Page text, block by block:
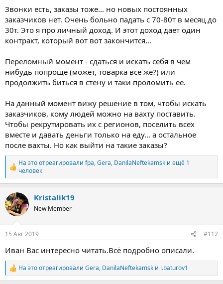
Звонки есть, заказы тоже... но новых постоянных
заказчиков нет. Очень больно падать с 70-80т в месяц до
30т. Это я про личный доход. И этот доход дает один
контракт, который вот вот закончится...
Переломный момент - сдаться и искать себя в чем
нибудь попроще (может, товарка все же?) или
продолжить биться в стену и таки проломить ее.
На данный момент вижу решение в том, чтобы искать
заказчиков, кому людей можно на вахту поставить.
Чтобы рекрутировать их с регионов, поселить всех
вместе и давать деньги только на еду... а остальное
после вахты. Но как выйти на такие заказы?
Р
е
а
к
ц
и
и
:
На это отреагировали fpa,Gera, DanilaNeftekamsk и ещё 1
человек
Kristalik19
New Member
15 Авг 2019 #112
Иван Вас интересно читать.Всё подробно описали.
Р
е
На это отреагировали Gera, DanilaNeftekamsk и i.baturov1